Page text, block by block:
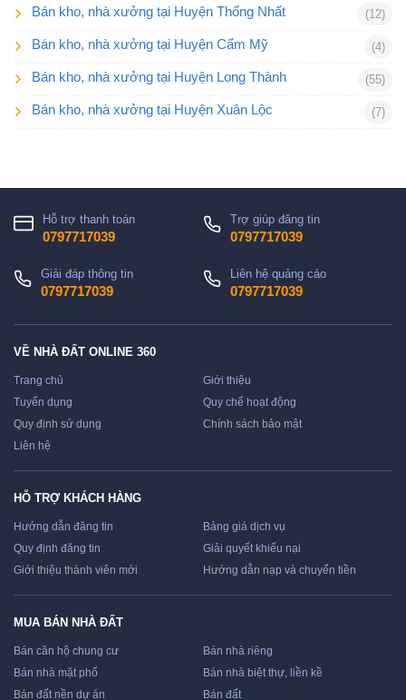
Bán kho, nhà xưởng tại Huyện Thống Nhất (12)
Bán kho, nhà xưởng tại Huyện Cẩm Mỹ (4)
Bán kho, nhà xưởng tại Huyện Long Thành (55)
Bán kho, nhà xưởng tại Huyện Xuân Lộc (7)
Hỗ trợ thanh toán
0797717039
Trợ giúp đăng tin
0797717039
Giải đáp thông tin
0797717039
Liên hệ quảng cáo
0797717039
VỀ NHÀ ĐẤT ONLINE 360
Trang chủ
Giới thiệu
Tuyển dụng
Quy chế hoạt động
Quy định sử dụng
Chính sách bảo mật
Liên hệ
HỖ TRỢ KHÁCH HÀNG
Hướng dẫn đăng tin
Bảng giá dịch vụ
Quy định đăng tin
Giải quyết khiếu nại
Giới thiệu thành viên mới
Hướng dẫn nạp và chuyển tiền
MUA BÁN NHÀ ĐẤT
Bán căn hộ chung cư
Bán nhà riêng
Bán nhà mặt phố
Bán nhà biệt thự, liền kề
Bán đất nền dự án
Bán đất